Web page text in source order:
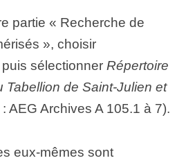
partie « Recherche de
», choisir
sélectionner Répertoire
Tabellion de Saint-Julien et
AEG Archives A 105.1 à 7).
eux-mêmes sont